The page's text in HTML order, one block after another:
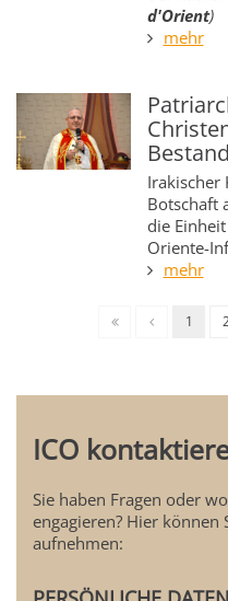
d'Orient)
mehr
Bestand
Irakischer
Botschaft
die
Oriente-
mehr
1
ICO
Sie haben Fragen oder
engagieren? Hier können
aufnehmen: